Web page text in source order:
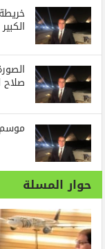
صلاح
حوار المسلة